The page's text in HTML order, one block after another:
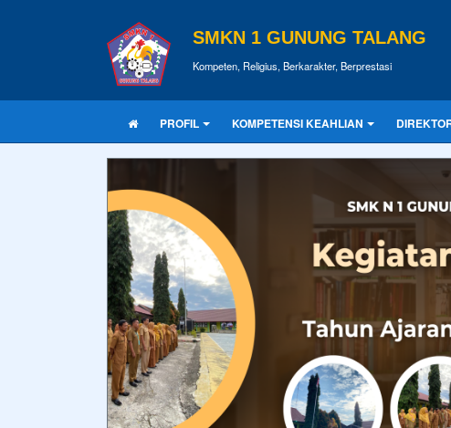
SMKN 1 GUNUNG TALANG
Kompeten, Religius, Berkarakter, Berprestasi
PROFIL KOMPETENSI KEAHLIAN